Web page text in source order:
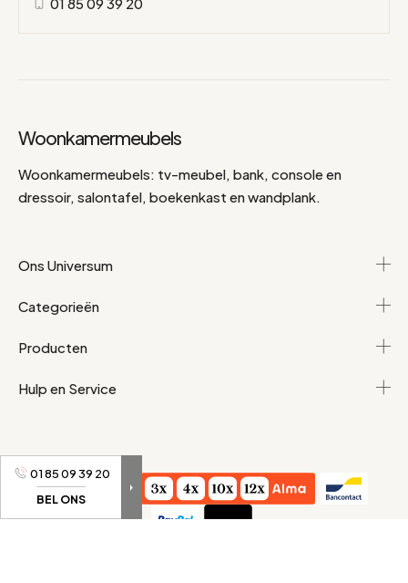
01 85 09 39 20
BEL ONS
Woonkamermeubels
Woonkamermeubels: tv-meubel, bank, console en
dressoir, salontafel, boekenkast en wandplank.
Ons Universum
Categorieën
Producten
Hulp en Service